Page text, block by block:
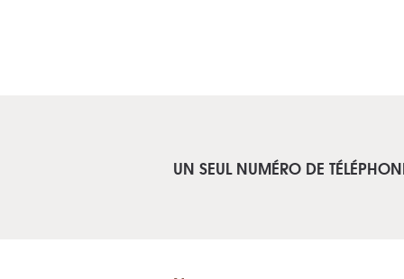
UN SEUL NUMÉRO DE